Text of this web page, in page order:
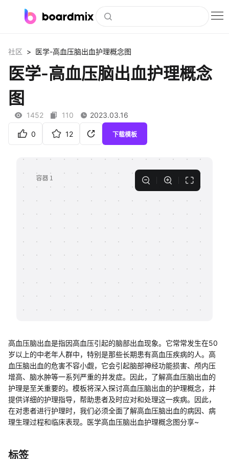
社区资源
企业服务
客户案例
支持
帮助中心
社区 > 医学-高血压脑出血护理概念图
医学-高血压脑出血护理概念
图
1452 110 2023.03.16
0 12 下载模板
高血压脑出血是指因高血压引起的脑部出血现象。它常常发生在50
岁以上的中老年人群中，特别是那些长期患有高血压疾病的人。高
血压脑出血的危害不容小觑，它会引起脑部神经功能损害、颅内压
增高、脑水肿等一系列严重的并发症。因此，了解高血压脑出血的
护理是至关重要的。模板将深入探讨高血压脑出血的护理概念，并
提供详细的护理指导，帮助患者及时应对和处理这一疾病。因此，
在对患者进行护理时，我们必须全面了解高血压脑出血的病因、病
理生理过程和临床表现。医学高血压脑出血护理概念图分享~
标签